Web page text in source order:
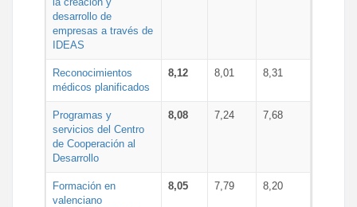
desarrollo de
empresas a través de
IDEAS
Reconocimientos
médicos planificados
8,12 8,01 8,31
Programas y
servicios del Centro
de Cooperación al
Desarrollo
8,08 7,24 7,68
Formación en
valenciano
8,05 7,79 8,20